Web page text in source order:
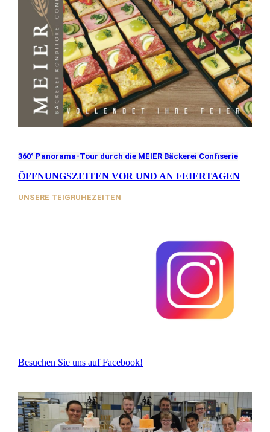
360° Panorama-Tour durch die MEIER Bäckerei Confiserie
ÖFFNUNGSZEITEN VOR UND AN FEIERTAGEN
UNSERE TEIGRUHEZEITEN
Besuchen Sie uns auf Facebook!